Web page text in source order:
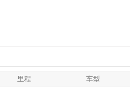
里程 车型